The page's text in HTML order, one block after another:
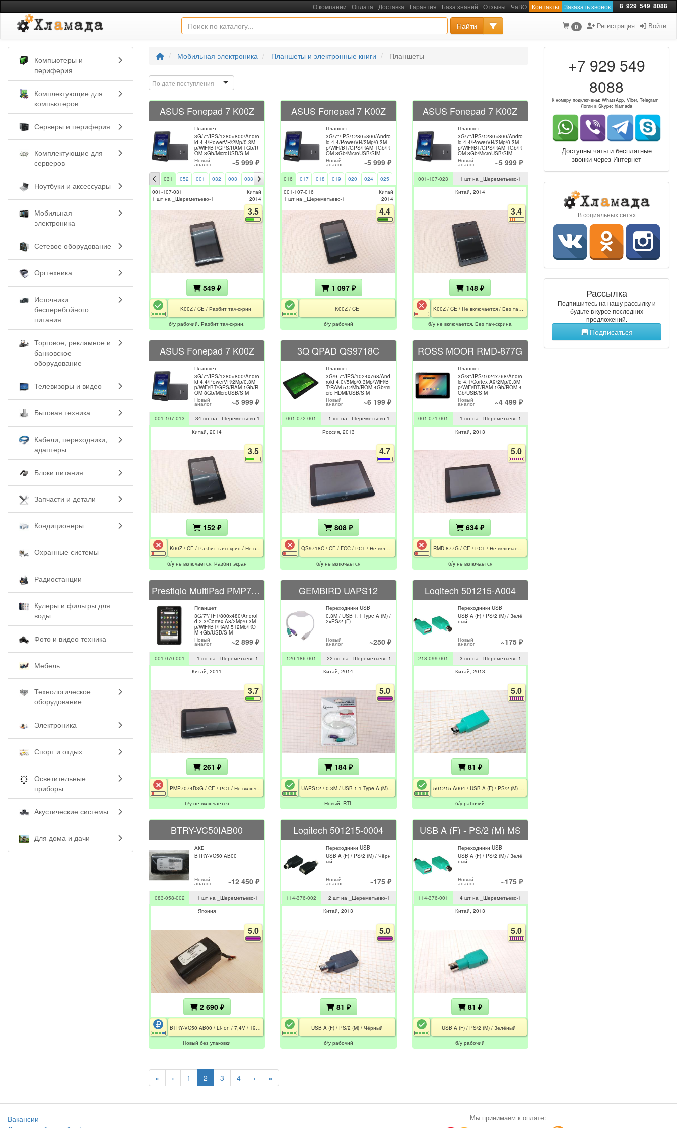
О компании Оплата Доставка Гарантия База знаний Отзывы ЧаВО Контакты Заказать звонок 8 929 549 8088
Найти 0 Регистрация Войти
Компьютеры и
периферия
Комплектующие для
компьютеров
Серверы и периферия
Комплектующие для
серверов
Ноутбуки и аксессуары
Мобильная
электроника
Сетевое оборудование
Оргтехника
Источники
бесперебойного
питания
Торговое, рекламное и
банковское
оборудование
Телевизоры и видео
Бытовая техника
Кабели, переходники,
адаптеры
Блоки питания
Запчасти и детали
Кондиционеры
Охранные системы
Радиостанции
Кулеры и фильтры для
воды
Фото и видео техника
Мебель
Технологическое
оборудование
Электроника
Спорт и отдых
Осветительные
приборы
Акустические системы
Для дома и дачи
Мобильная электроника Планшеты и электронные книги Планшеты
По дате поступления
ASUS Fonepad 7 K00Z
Планшет
3G/7"/IPS/1280×800/Andro
id 4.4/PowerVR/2Mp/0.3M
p/WiFi/BT/GPS/RAM 1Gb/R
OM 8Gb/MicroUSB/SIM
Новый
аналог ~5 999 ₽
031 052 001 032 003 033 004 034 005 035 006 036 007 037 009 039 010 044
…
001-107-031
1 шт на _Шереметьево-1
Китай
2014
3.5
549 ₽
K00Z / CE / Разбит тач-скрин
б/у рабочий. Разбит тач-скрин.
ASUS Fonepad 7 K00Z
Планшет
3G/7"/IPS/1280×800/Andro
id 4.4/PowerVR/2Mp/0.3M
p/WiFi/BT/GPS/RAM 1Gb/R
OM 8Gb/MicroUSB/SIM
Новый
аналог ~5 999 ₽
016 017 018 019 020 024
025
001-107-016
1 шт на _Шереметьево-1
Китай
2014
4.4
1 097 ₽
K00Z / CE
б/у рабочий
ASUS Fonepad 7 K00Z
Планшет
3G/7"/IPS/1280×800/Andro
id 4.4/PowerVR/2Mp/0.3M
p/WiFi/BT/GPS/RAM 1Gb/R
OM 8Gb/MicroUSB/SIM
Новый
аналог ~5 999 ₽
001-107-023
1 шт на _Шереметьево-1
Китай 2014
3.4
148 ₽
б/у не включается. Без тач-скрина
ASUS Fonepad 7 K00Z
Планшет
3G/7"/IPS/1280×800/Andro
id 4.4/PowerVR/2Mp/0.3M
p/WiFi/BT/GPS/RAM 1Gb/R
OM 8Gb/MicroUSB/SIM
Новый
аналог ~5 999 ₽
001-107-013
34 шт на _Шереметьево-1
Китай 2014
3.5
152 ₽
б/у не включается. Разбит экран
3Q QPAD QS9718C
Планшет
3G/9.7"/IPS/1024x768/And
roid 4.0//5Mp/0.3Mp/WiFi/B
T/RAM 512Mb/ROM 4Gb/mi
cro HDMI/USB/SIM
Новый
аналог ~6 199 ₽
001-072-001
1 шт на _Шереметьево-1
Россия 2013
4.7
808 ₽
б/у не включается
ROSS MOOR RMD-877G
Планшет
3G/8"/IPS/1024x768/Andro
id 4.1/Cortex A9/2Mp/0.3M
p/WiFi/BT/RAM 1Gb/ROM 4
Gb/USB/SIM
Новый
аналог ~4 499 ₽
001-071-001
1 шт на _Шереметьево-1
Китай 2013
5.0
634 ₽
б/у не включается
Prestigio MultiPad PMP7074B3G
Планшет
3G/7"/TFT/800х480/Androi
d 2.3/Cortex A8/2Mp/0.3M
p/WiFi/BT/RAM 512Mb/RO
M 4Gb/USB/SIM
Новый
аналог ~2 899 ₽
001-070-001
1 шт на _Шереметьево-1
Китай 2011
3.7
261 ₽
б/у не включается
GEMBIRD UAPS12
Переходники USB
0.3M / USB 1.1 Type A (M) /
2хPS/2 (F)
Новый
аналог ~250 ₽
120-186-001
22 шт на _Шереметьево-1
Китай 2014
5.0
184 ₽
Новый, RTL
Logitech 501215-A004
Переходники USB
USB A (F) / PS/2 (M) / Зелё
ный
Новый
аналог ~175 ₽
218-099-001
3 шт на _Шереметьево-1
Китай 2013
5.0
81 ₽
б/у рабочий
BTRY-VC50IAB00
АКБ
BTRY-VC50IAB00
Новый
аналог ~12 450 ₽
083-058-002
1 шт на _Шереметьево-1
Япония
5.0
2 690 ₽
Новый без упаковки
Logitech 501215-0004
Переходники USB
USB A (F) / PS/2 (M) / Чёрн
ый
Новый
аналог ~175 ₽
114-376-002
2 шт на _Шереметьево-1
Китай 2013
5.0
81 ₽
USB A (F) / PS/2 (M) / Чёрный
б/у рабочий
USB A (F) - PS/2 (M) MS
Переходники USB
USB A (F) / PS/2 (M) / Зелё
ный
Новый
аналог ~175 ₽
114-376-001
4 шт на _Шереметьево-1
Китай 2013
5.0
81 ₽
USB A (F) / PS/2 (M) / Зелёный
б/у рабочий
« ‹ 1 2 3 4 › »
+7 929 549
8088
К номеру подключены: WhatsApp, Viber, Telegram
Логин в Skype: hlamada
Доступны чаты и бесплатные
звонки через Интернет
В социальных сетях
Рассылка
Подпишитесь на нашу рассылку и
будьте в курсе последних
предложений.
Подписаться
Вакансии
Мы принимаем к оплате: